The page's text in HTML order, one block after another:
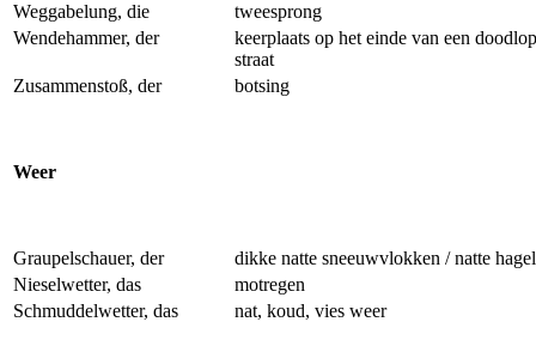
Weggabelung, die
tweesprong
Wendehammer, der
keerplaats op het einde van een
straat
Zusammenstoß, der
botsing
Weer
Graupelschauer, der
dikke natte sneeuwvlokken / natte hagel
Nieselwetter, das
motregen
Schmuddelwetter, das
nat, koud, vies weer